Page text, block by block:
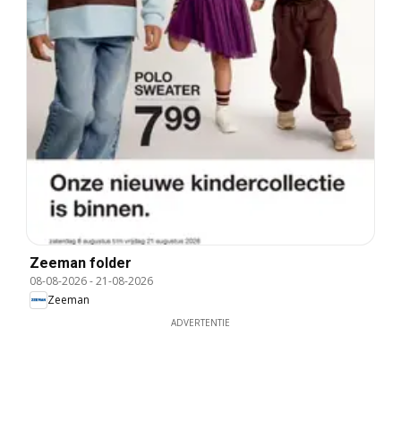
Zeeman folder
08-08-2026-21-08-2026
Zeeman
ADVERTENTIE